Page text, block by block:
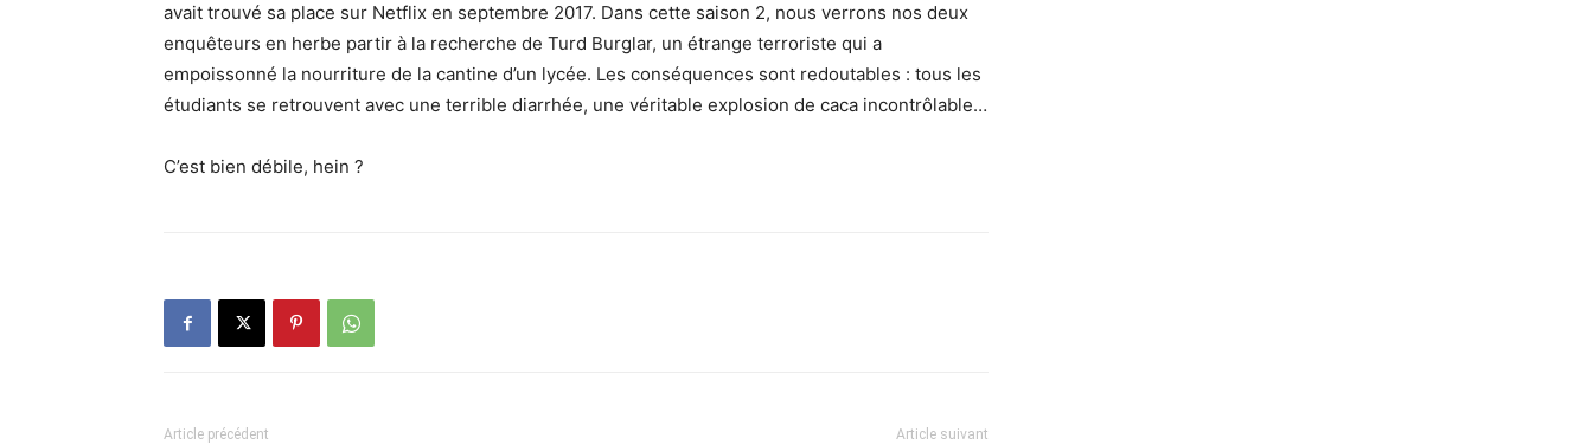
avait trouvé sa place sur Netflix en septembre 2017. Dans cette saison 2, nous verrons nos deux
enquêteurs en herbe partir à la recherche de Turd Burglar, un étrange terroriste qui a
empoissonné la nourriture de la cantine d’un lycée. Les conséquences sont redoutables : tous les
étudiants se retrouvent avec une terrible diarrhée, une véritable explosion de caca incontrôlable…
C’est bien débile, hein ?
Article précédent Article suivant